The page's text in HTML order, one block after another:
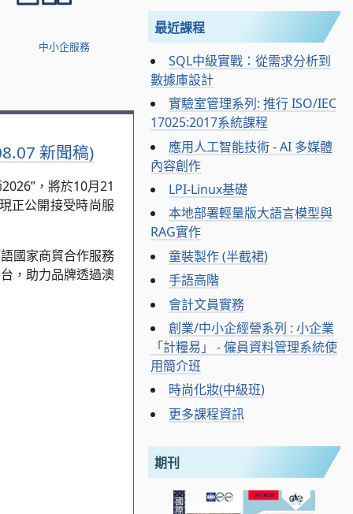
中小企服務
新聞稿)
，將於10月21
正公開接受時尚服
國家商貿合作服務
，助力品牌透過澳
最近課程
SQL中級實戰：從需求分析到
數據庫設計
實驗室管理系列: 推行 ISO/IEC
17025:2017系統課程
應用人工智能技術 - AI 多媒體
內容創作
LPI-Linux基礎
本地部署輕量版大語言模型與
RAG實作
童裝製作 (半截裙)
手語高階
會計文員實務
創業/中小企經營系列 : 小企業
「計糧易」 - 僱員資料管理系統使
用簡介班
時尚化妝(中級班)
更多課程資訊
期刊